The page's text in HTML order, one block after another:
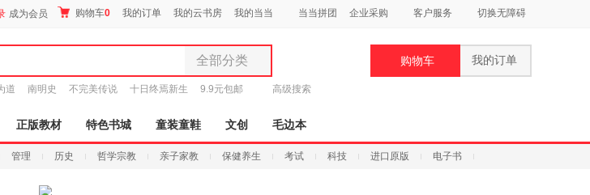
成为会员 购物车0 我的订单 我的云书房 我的当当 当当拼团 企业采购 客户服务 切换无障碍
全部分类
全部分类
图书
电子书
音像
道 南明史 不完美传说 十日终焉新生 9.9元包邮 高级搜索
购物车 我的订单
正版教材 特色书城 童装童鞋 文创 毛边本
管理 历史 哲学宗教 亲子家教 保健养生 考试 科技 进口原版 电子书